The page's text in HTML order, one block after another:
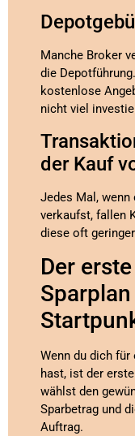
Manche Broker
die
kostenlose
nicht viel
der Kauf
Jedes Mal,
verkaufst, fallen
diese oft
Der
Wenn du dich für
hast, ist der
wählst den
Sparbetrag und
Auftrag.